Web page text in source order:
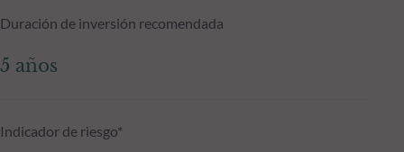
Duración de inversión recomendada
5 años
Indicador de riesgo*